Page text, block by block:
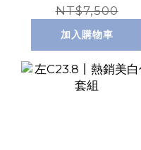
NT$7,500
加入購物車